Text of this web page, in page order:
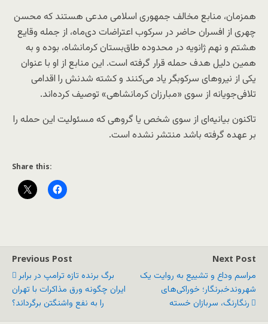
همزمان، منابع مخالف جمهوری اسلامی مدعی هستند که محسن
چهری از افسران حاضر در سرکوب اعتراضات دی‌ماه، از جمله وقایع
هشتم و نهم ژانویه در محدوده طاق‌بستان کرمانشاه، بوده و به
همین دلیل هدف حمله قرار گرفته است. این منابع از او با عنوان
یکی از نیروهای سرکوبگر یاد می‌کنند و کشته شدنش را اقدامی
تلافی‌جویانه از سوی «مبارزان کرمانشاهی» توصیف کرده‌اند.
تاکنون بیانیه‌ای از سوی شخص یا گروهی که مسئولیت این حمله را
بر عهده گرفته باشد منتشر نشده است.
Share this:
Previous Post
برگ برنده تازه ترامپ در برابر
ایران چگونه ورق مذاکرات با تهران
را به نفع واشنگتن برگرداند؟
Next Post
مراسم وداع و تشییع به روایت یک
شهروندخبرنگار؛ خوراکی‌های
رنگارنگ، سربازان خسته